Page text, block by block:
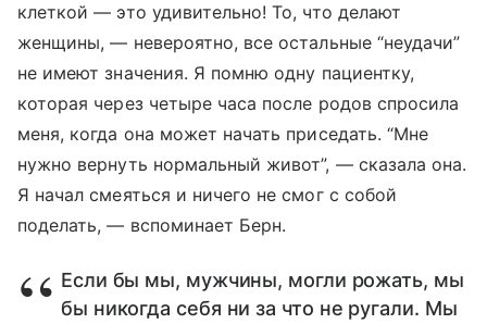
клеткой — это удивительно! То, что делают
женщины, — невероятно, все остальные “неудачи”
не имеют значения. Я помню одну пациентку,
которая через четыре часа после родов спросила
меня, когда она может начать приседать. “Мне
нужно вернуть нормальный живот”, — сказала она.
Я начал смеяться и ничего не смог с собой
поделать, — вспоминает Берн.
Если бы мы, мужчины, могли рожать, мы
бы никогда себя ни за что не ругали. Мы